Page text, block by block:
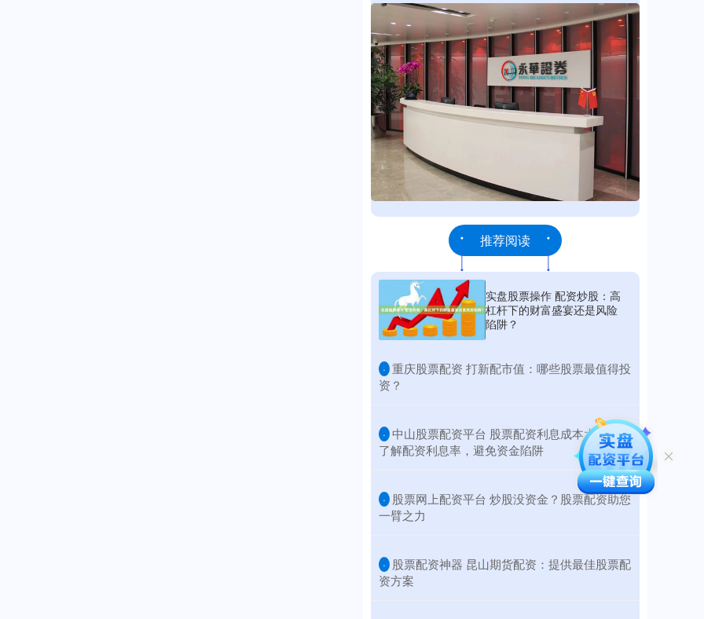
推荐阅读
实盘股票操作 配资炒股：高
杠杆下的财富盛宴还是风险
陷阱？
· ​重庆股票配资 打新配市值：哪些股票最值得投
资？
· ​中山股票配资平台 股票配资利息成本大揭秘：
了解配资利息率，避免资金陷阱
· ​股票网上配资平台 炒股没资金？股票配资助您
一臂之力
· ​股票配资神器 昆山期货配资：提供最佳股票配
资方案